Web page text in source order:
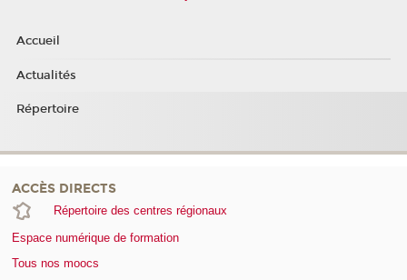
Accueil
Actualités
Répertoire
ACCÈS DIRECTS
Répertoire des centres régionaux
Espace numérique de formation
Tous nos moocs